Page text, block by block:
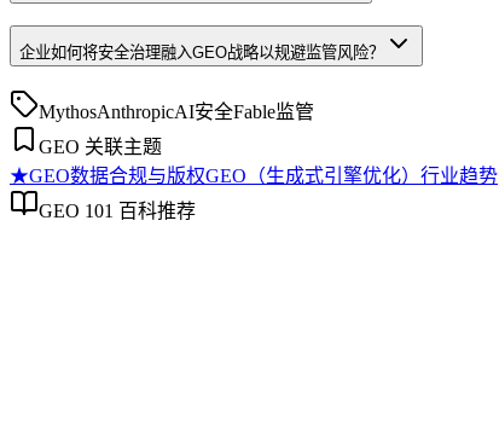
企业如何将安全治理融入GEO战略以规避监管风险？
MythosAnthropicAI安全Fable监管
GEO 关联主题
★GEO数据合规与版权GEO（生成式引擎优化）行业趋势
GEO 101 百科推荐